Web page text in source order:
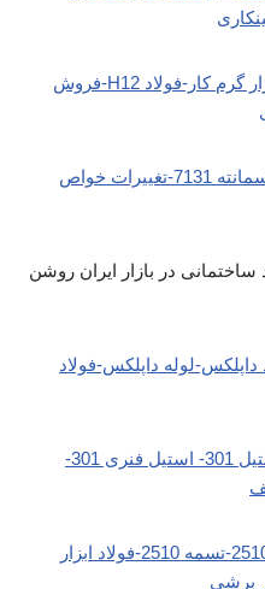
مطالعه بیشتر: فولاد 2606-فولاد ابزار گرم کار-فولاد H12-فروش
مطالعه بیشتر: میلگرد 7131-فولاد سمانته 7131-تغییرات خواص
ساختمانی در بازار ایران روشن
لوله داپلکس-فولاد
مطالعه بیشتر: استیل 301- ورق استیل 301- استیل فنری 301-
مطالعه بیشتر: فولاد 2510-میلگرد 2510-تسمه 2510-فولاد ابزار